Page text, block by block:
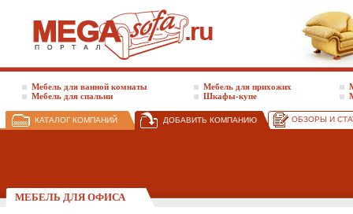
Мебель для ванной комнаты
Мебель для спальни
Мебель для прихожих
Шкафы-купе
КАТАЛОГ КОМПАНИЙ ДОБАВИТЬ КОМПАНИЮ ОБЗОРЫ И
МЕБЕЛЬ ДЛЯ ОФИСА